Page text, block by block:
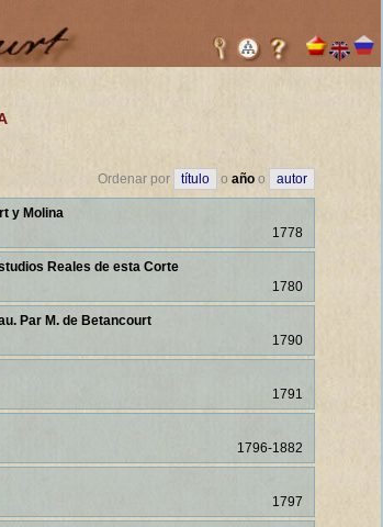
Ordenar por título o año o autor
y Molina
1778
Reales de esta Corte
1780
Par M. de Betancourt
1790
1791
1796-1882
1797